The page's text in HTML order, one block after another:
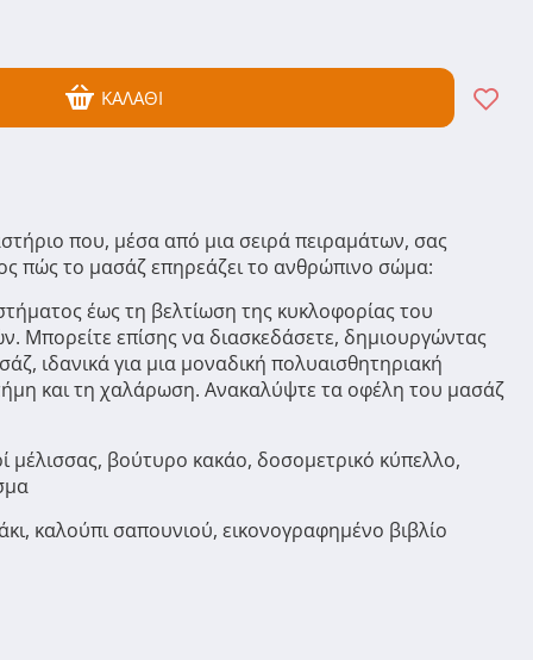
ΚΑΛΆΘΙ
που, μέσα από μια σειρά πειραμάτων, σας
πώς το μασάζ επηρεάζει το ανθρώπινο σώμα:
έως τη βελτίωση της κυκλοφορίας του
Μπορείτε επίσης να διασκεδάσετε, δημιουργώντας
ιδανικά για μια μοναδική πολυαισθητηριακή
και τη χαλάρωση. Ανακαλύψτε τα οφέλη του μασάζ
μέλισσας, βούτυρο κακάο, δοσομετρικό κύπελλο,
καλούπι σαπουνιού, εικονογραφημένο βιβλίο